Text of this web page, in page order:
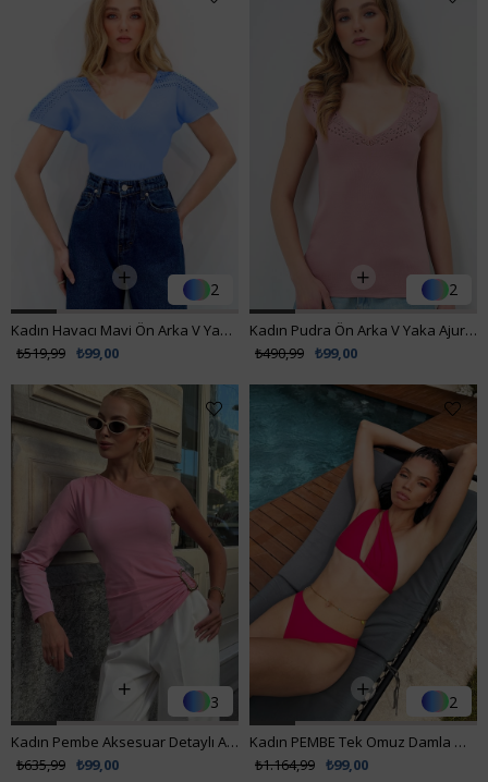
2
Kadın Havacı Mavi Ön Arka V Yaka Omuzu Ajurlu Triko Bluz ALC-X13381
₺99,00
₺519,99
2
Kadın Pudra Ön Arka V Yaka Ajurlu Yazlık Triko Bluz ALC-X13753
₺99,00
₺490,99
3
Kadın Pembe Aksesuar Detaylı Asimetrik Kesim Tek Omuz Bluz VS00721
₺99,00
₺635,99
2
Kadın PEMBE Tek Omuz Damla Model Bikini PRM0916
₺99,00
₺1.164,99